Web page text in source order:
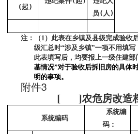
(起)
员( 人 )
注：（1）此表在乡镇及县级完成验收
级汇总时“涉及乡镇”一项不用填写
此表填写后，均要报上一级住建部
基情况”对于验收后拆旧房的具体
明的事项。
附件3
[ ]农危房改造
系统编码
系统编
码：